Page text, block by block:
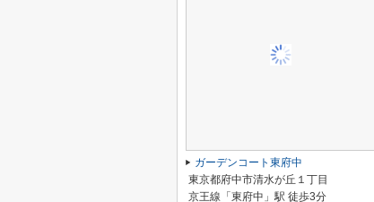
ガーデンコート東府中
東京都府中市清水が丘１丁目
京王線「東府中」駅 徒歩3分